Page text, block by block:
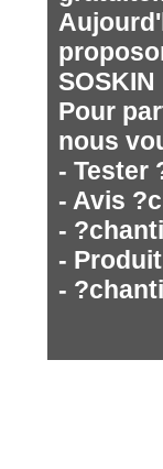
SOSKIN
Pour
nous
- Tester
- Avis
-
-
-